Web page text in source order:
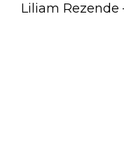
Liliam Rezende